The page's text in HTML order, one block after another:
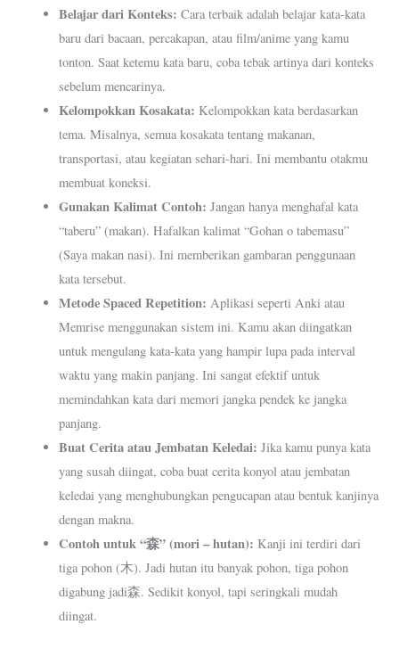
Belajar dari Konteks: Cara terbaik adalah belajar kata-kata
baru dari bacaan, percakapan, atau film/anime yang kamu
tonton. Saat ketemu kata baru, coba tebak artinya dari konteks
sebelum mencarinya.
Kelompokkan Kosakata: Kelompokkan kata berdasarkan
tema. Misalnya, semua kosakata tentang makanan,
transportasi, atau kegiatan sehari-hari. Ini membantu otakmu
membuat koneksi.
Gunakan Kalimat Contoh: Jangan hanya menghafal kata
“taberu” (makan). Hafalkan kalimat “Gohan o tabemasu”
(Saya makan nasi). Ini memberikan gambaran penggunaan
kata tersebut.
Metode Spaced Repetition: Aplikasi seperti Anki atau
Memrise menggunakan sistem ini. Kamu akan diingatkan
untuk mengulang kata-kata yang hampir lupa pada interval
waktu yang makin panjang. Ini sangat efektif untuk
memindahkan kata dari memori jangka pendek ke jangka
panjang.
Buat Cerita atau Jembatan Keledai: Jika kamu punya kata
yang susah diingat, coba buat cerita konyol atau jembatan
keledai yang menghubungkan pengucapan atau bentuk kanjinya
dengan makna.
Contoh untuk “森” (mori – hutan): Kanji ini terdiri dari
tiga pohon (木). Jadi hutan itu banyak pohon, tiga pohon
digabung jadi森. Sedikit konyol, tapi seringkali mudah
diingat.